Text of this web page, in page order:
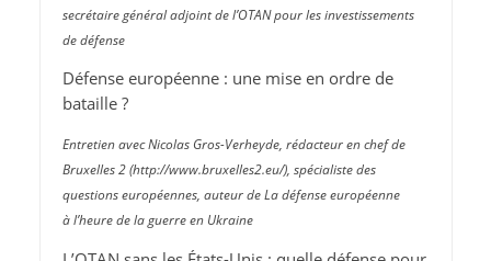
secrétaire général adjoint de l’OTAN pour les investissements
de défense
Défense européenne : une mise en ordre de
bataille ?
Entretien avec Nicolas Gros-Verheyde, rédacteur en chef de
Bruxelles 2 (http://​www​.bruxelles2​.eu/), spécialiste des
questions européennes, auteur de La défense européenne
à l’heure de la guerre en Ukraine